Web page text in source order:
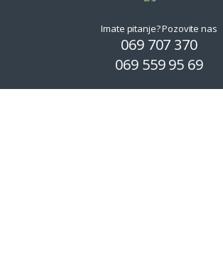
Imate pitanje? Pozovite nas
069 707 370
069 559 95 69